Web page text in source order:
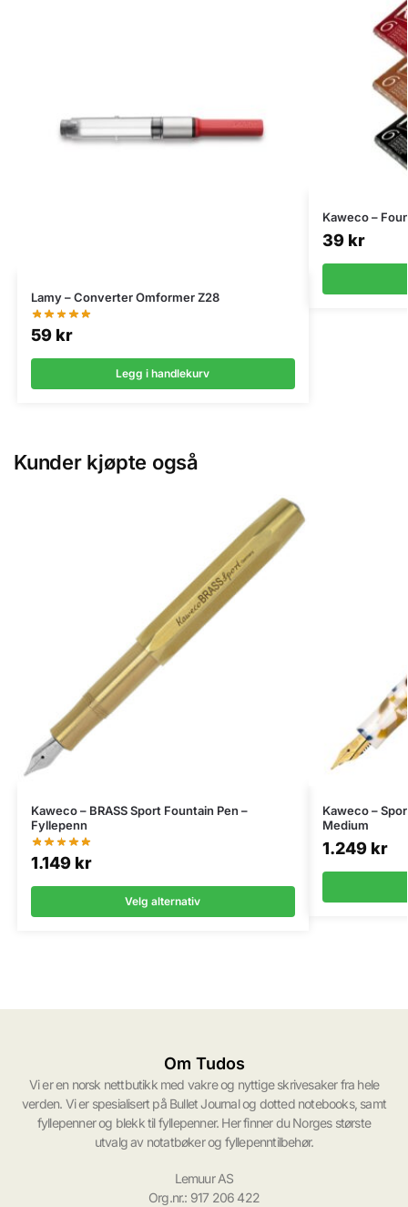
Lamy – Converter Omformer Z28
59 kr
Legg i handlekurv
Kaweco –
39 kr
Kunder kjøpte også
Kaweco – BRASS Sport Fountain Pen –
Fyllepenn
1.149 kr
Velg alternativ
Kaweco –
Medium
1.249 kr
Om Tudos
Vi er en norsk nettbutikk med vakre og nyttige skrivesaker fra hele
verden. Vi er spesialisert på Bullet Journal og dotted notebooks, samt
fyllepenner og blekk til fyllepenner. Her finner du Norges største
utvalg av notatbøker og fyllepenntilbehør.
Lemuur AS
Org.nr.: 917 206 422